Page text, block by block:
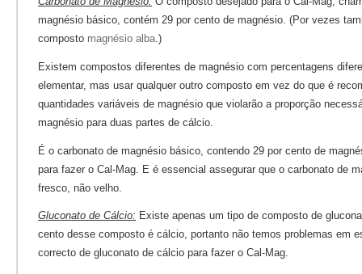
magnésio básico, contém 29 por cento de magnésio. (Por vezes
composto magnésio alba .)
Existem compostos diferentes de magnésio com percentagens
elementar, mas usar qualquer outro composto em vez do que é
quantidades variáveis de magnésio que violarão a proporção
magnésio para duas partes de cálcio.
É o carbonato de magnésio básico, contendo 29 por cento de
para fazer o Cal-Mag. E é essencial assegurar que o carbonato de
fresco, não velho.
Gluconato de Cálcio: Existe apenas um tipo de composto de
cento desse composto é cálcio, portanto não temos problemas em
correcto de gluconato de cálcio para fazer o Cal-Mag.